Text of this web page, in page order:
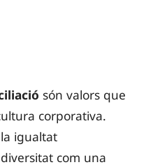
són valors que
corporativa.
igualtat
com una